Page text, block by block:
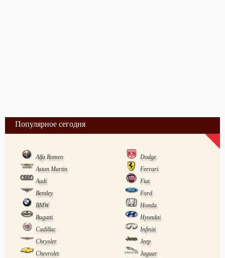
Популярное сегодня
Alfa Romeo
Dodge
Aston Martin
Ferrari
Audi
Fiat
Bentley
Ford
BMW
Honda
Bugatti
Hyundai
Cadillac
Infiniti
Chrysler
Jeep
Chevrolet
Jaguar